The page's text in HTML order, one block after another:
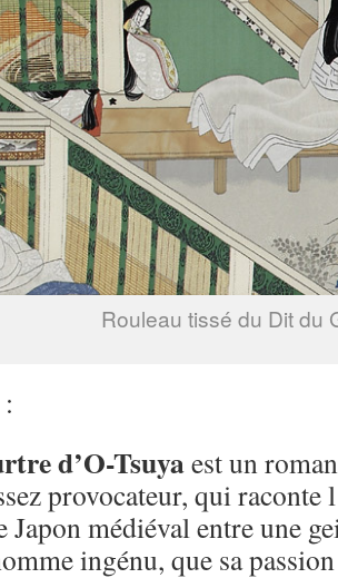
Rouleau tissé du Dit du
:
d’O-Tsuyaest un
provocateur, qui raconte
Japon médiéval entre une
ingénu, que sa